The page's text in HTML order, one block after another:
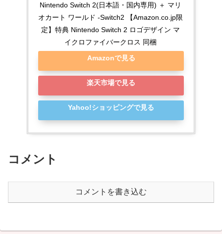
Nintendo Switch 2(日本語・国内専用) ＋ マリ
オカート ワールド -Switch2 【Amazon.co.jp限
定】特典 Nintendo Switch 2 ロゴデザイン マ
イクロファイバークロス 同梱
Amazonで見る
楽天市場で見る
Yahoo!ショッピングで見る
コメント
コメントを書き込む